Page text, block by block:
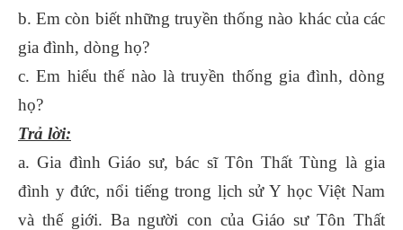
b. Em còn biết những truyền thống nào khác của các
gia đình, dòng họ?
c. Em hiểu thế nào là truyền thống gia đình, dòng
họ?
Trả lời:
a. Gia đình Giáo sư, bác sĩ Tôn Thất Tùng là gia
đình y đức, nổi tiếng trong lịch sử Y học Việt Nam
và thế giới. Ba người con của Giáo sư Tôn Thất